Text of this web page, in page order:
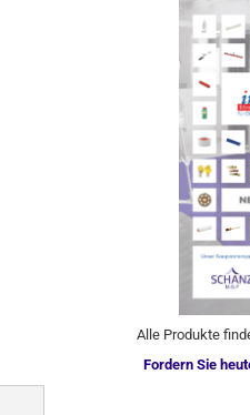
Alle Produkte
Fordern Sie